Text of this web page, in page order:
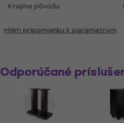
Krajina pôvodu
Mám pripomienku k parametrom
Odporúčané